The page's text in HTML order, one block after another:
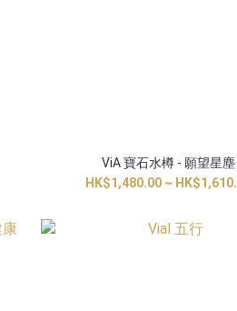
ViA 寶石水樽 - 願望星塵
HK$1,480.00 ~